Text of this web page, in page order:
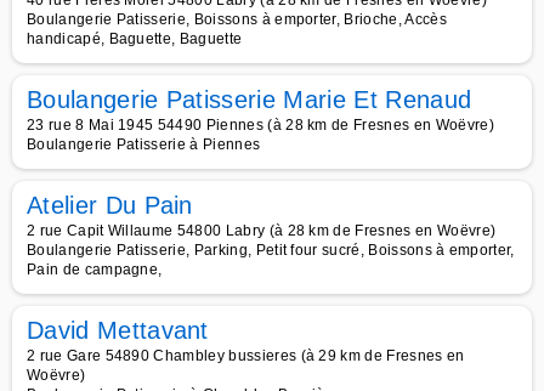
Boulangerie Patisserie, Boissons à emporter, Brioche, Accès
handicapé, Baguette, Baguette
Boulangerie Patisserie Marie Et Renaud
23 rue 8 Mai 1945 54490 Piennes (à 28 km de Fresnes en Woëvre)
Boulangerie Patisserie à Piennes
Atelier Du Pain
2 rue Capit Willaume 54800 Labry (à 28 km de Fresnes en Woëvre)
Boulangerie Patisserie, Parking, Petit four sucré, Boissons à emporter,
Pain de campagne,
David Mettavant
2 rue Gare 54890 Chambley bussieres (à 29 km de Fresnes en
Woëvre)